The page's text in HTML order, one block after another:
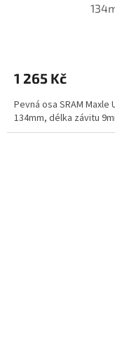
1 265 Kč
Pevná osa SRAM
134mm, délka závitu